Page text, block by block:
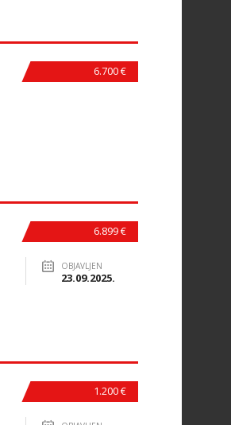
6.700 €
6.899 €
OBJAVLJEN
23.09.2025.
1.200 €